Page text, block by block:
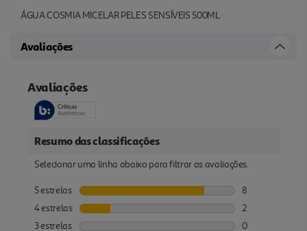
ÁGUA COSMIA MICELAR PELES SENSÍVEIS 500ML
Avaliações